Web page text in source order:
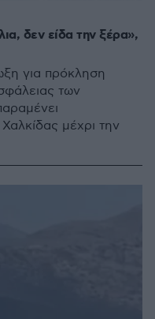
δεν είδα την ξέρα»,
για πρόκληση
των
μέχρι την